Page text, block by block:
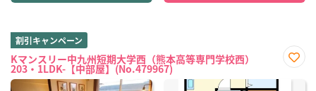
割引キャンペーン
Kマンスリー中九州短期大学西（熊本高等専門学校西）
203・1LDK-【中部屋】(No.479967)
に入